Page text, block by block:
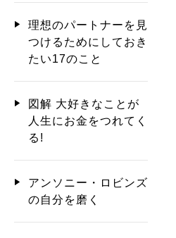
理想のパートナーを見
つけるためにしておき
たい17のこと
図解 大好きなことが
人生にお金をつれてく
る!
アンソニー・ロビンズ
の自分を磨く